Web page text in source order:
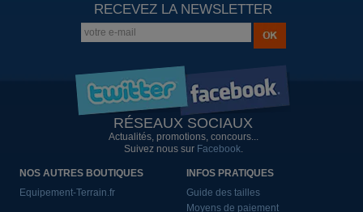
RECEVEZ LA NEWSLETTER
RÉSEAUX SOCIAUX
Actualités, promotions, concours...
Suivez nous sur Facebook.
NOS AUTRES BOUTIQUES
Equipement-Terrain.fr
INFOS PRATIQUES
Guide des tailles
Moyens de paiement